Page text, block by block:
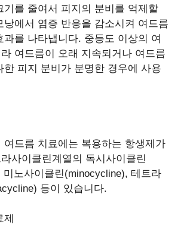
기를 줄여서 피지의 분비를 억제할
낭에서 염증 반응을 감소시켜 여드름
과를 나타냅니다. 중등도 이상의 여
여드름이 오래 지속되거나 여드름
한 피지 분비가 분명한 경우에 사용
여드름 치료에는 복용하는 항생제가
사이클린계열의 독시사이클린
노사이클린(minocycline), 테트라
등이 있습니다.
제